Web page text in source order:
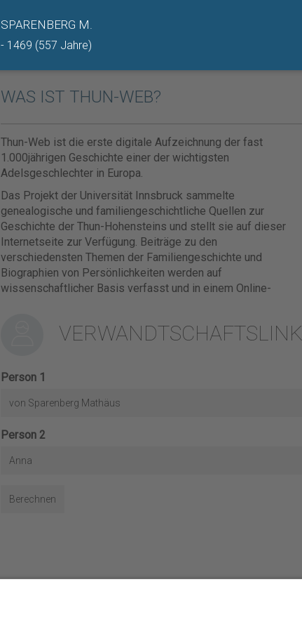
WAS IST THUN-WEB?
Thun-Web ist die erste digitale Aufzeichnung der fast
1.000jährigen Geschichte einer der wichtigsten
Adelsgeschlechter in Europa.
Das Projekt der Universität Innsbruck sammelte
genealogische und familiengeschichtliche Quellen zur
Geschichte der Thun-Hohensteins und stellt sie auf dieser
Internetseite zur Verfügung. Beiträge zu den
verschiedensten Themen der Familiengeschichte und
Biographien von Persönlichkeiten werden auf
wissenschaftlicher Basis verfasst und in einem Online-
VERWANDTSCHAFTSLINK
Person 1
von Sparenberg Mathäus
Person 2
Anna
Berechnen
SPARENBERG M.
- 1469 (557 Jahre)